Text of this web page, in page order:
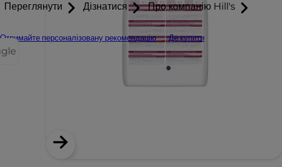
Переглянути Дізнатися Про компанію Hill's
Отримайте персоналізовану рекомендацію Де купити